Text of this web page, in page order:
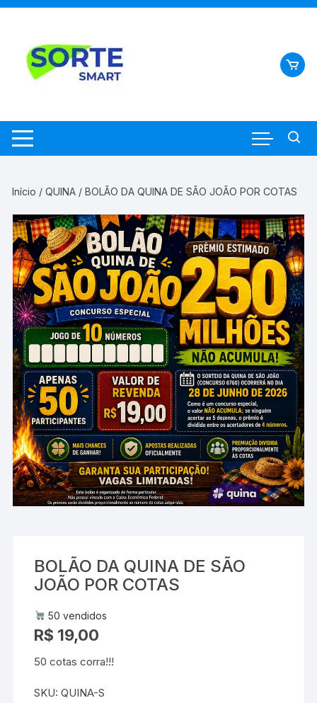
Pular
conteúdo
Início /QUINA / BOLÃO DA QUINA DE SÃO JOÃO POR COTAS
BOLÃO DA QUINA DE SÃO
JOÃO POR COTAS
50 vendidos
R$ 19,00
50 cotas corra!!!
SKU:QUINA-S